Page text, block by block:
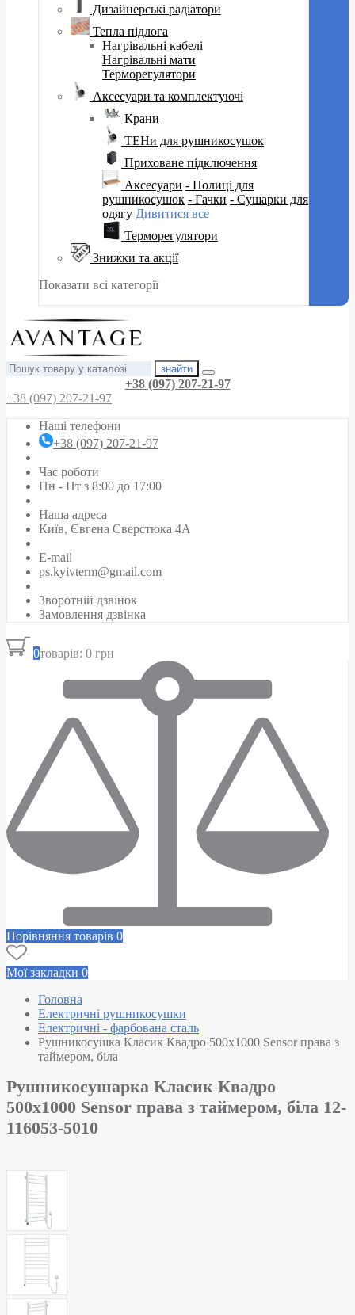
Дизайнерські радіатори
Тепла підлога
Нагрівальні кабелі
Нагрівальні мати
Терморегулятори
Аксесуари та комплектуючі
Крани
ТЕНи для рушникосушок
Приховане підключення
Аксесуари - Полиці для
рушникосушок - Гачки - Сушарки для
одягу Дивитися все
Терморегулятори
Знижки та акції
Показати всі категорії
знайти
+38 (097) 207-21-97
+38 (097) 207-21-97
Наші телефони
+38 (097) 207-21-97
Час роботи
Пн - Пт з 8:00 до 17:00
Наша адреса
Київ, Євгена Сверстюка 4А
E-mail
ps.kyivterm@gmail.com
Зворотній дзвінок
Замовлення дзвінка
0товарів: 0 грн
Порівняння товарів 0
Мої закладки 0
Головна
Електричні рушникосушки
Електричні - фарбована сталь
Рушникосушка Класик Квадро 500х1000 Sensor права з
таймером, біла
Рушникосушарка Класик Квадро
500х1000 Sensor права з таймером, біла 12-
116053-5010